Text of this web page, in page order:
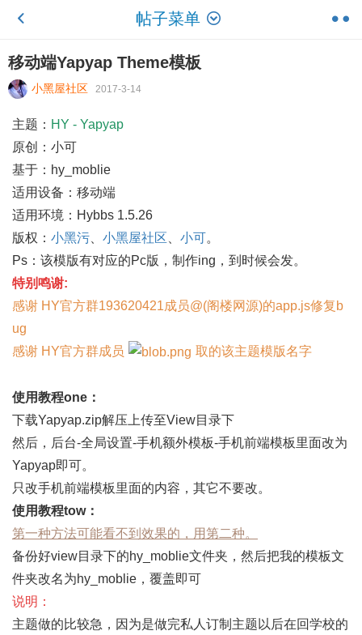
帖子菜单
移动端Yapyap Theme模板
小黑屋社区 2017-3-14
主题： HY - Yapyap
原创：小可
基于：hy_moblie
适用设备：移动端
适用环境：Hybbs 1.5.26
版权： 小黑污 小黑屋社区 小可。
Ps：该模版有对应的Pc版，制作ing，到时候会发。
特别鸣谢:
感谢 HY官方群193620421成员@(阁楼网源)的app.js修复b
ug
感谢 HY官方群成员
取的该主题模版名字
使用教程one：
下载Yapyap.zip解压上传至View目录下
然后，后台-全局设置-手机额外模板-手机前端模板里面改为
Yapyap即可。
只改手机前端模板里面的内容，其它不要改。
使用教程tow：
第一种方法可能看不到效果的，用第二种。
备份好view目录下的hy_moblie文件夹，然后把我的模板文
件夹改名为hy_moblie，覆盖即可
说明：
主题做的比较急，因为是做完私人订制主题以后在回学校的